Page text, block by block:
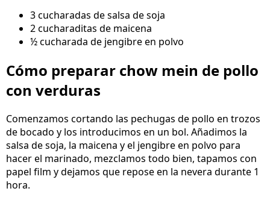
3 cucharadas de salsa de soja
2 cucharaditas de maicena
½ cucharada de jengibre en polvo
Cómo preparar chow mein de pollo
con verduras
Comenzamos cortando las pechugas de pollo en trozos
de bocado y los introducimos en un bol. Añadimos la
salsa de soja, la maicena y el jengibre en polvo para
hacer el marinado, mezclamos todo bien, tapamos con
papel film y dejamos que repose en la nevera durante 1
hora.